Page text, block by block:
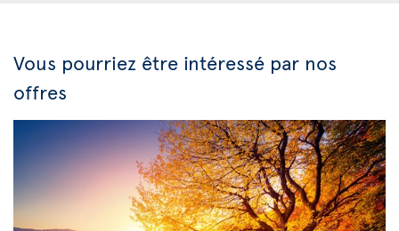
Vous pourriez être intéressé par nos
offres